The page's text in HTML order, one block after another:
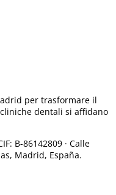
per trasformare il
dentali si affidano
B-86142809 · Calle
Madrid, España.